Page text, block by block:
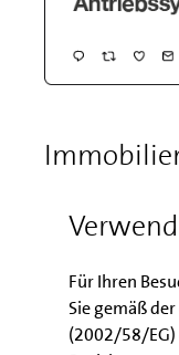
Für Ihren
Sie gemäß
(2002/58/
Jahren
vor eine große